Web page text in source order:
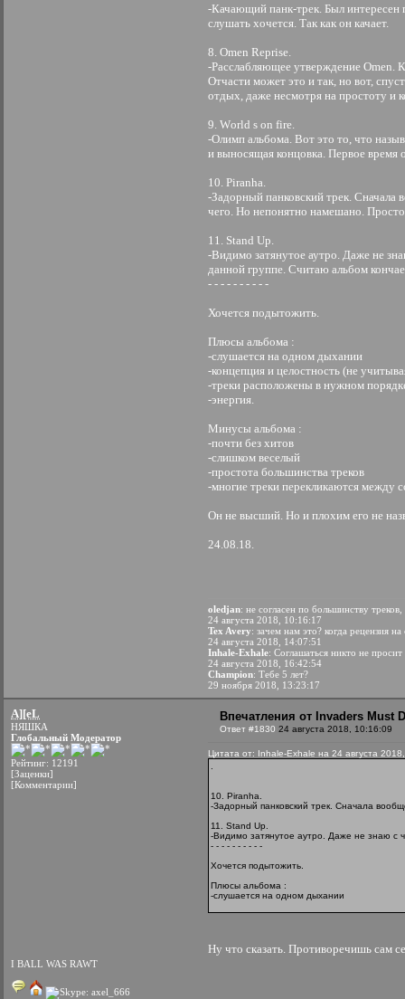
-Качающий панк-трек. Был
слушать хочется. Так как он качает.
8. Оmеn Rерrisе.
-Расслабляющее утверждение Оmеn.
Отчасти может это и так, но вот,
отдых, даже несмотря на простоту и
9. Wоrld s оn firе.
-Олимп альбома. Вот это то, что
и выносящая концовка. Первое время
10. Рirаnhа.
-Задорный панковский трек. Сначала
чего. Но непонятно намешано.
11. Stаnd Uр.
-Видимо затянутое аутро. Даже не
данной группе. Считаю альбом
- - - - - - - - - -
Хочется подытожить.
Плюсы альбома :
-слушается на одном дыхании
-концепция и целостность (не
-треки расположены в нужном
-энергия.
Минусы альбома :
-почти без хитов
-слишком веселый
-простота большинства треков
-многие треки перекликаются между
Он не высший. Но и плохим его не
24.08.18.
oledjan: не согласен по большинству
24 августа 2018, 10:16:17
Tex Avery: зачем нам это? когда рецензия
24 августа 2018, 14:07:51
Inhale-Exhale: Соглашаться никто не просит
24 августа 2018, 16:42:54
Champion: Тебе 5 лет?
29 ноября 2018, 13:23:17
A][eL
НЯШКА
Глобальный Модератор
Рейтинг: 12191
[Заценки]
[Комментарии]
I BALL WAS RAWT
Впечатления от Invaders Must
Ответ #1830 24 августа 2018, 10:16:09
Цитата от: Inhale-Exhale на 24 августа
10. Рirаnhа.
-Задорный панковский трек. Сначала
11. Stаnd Uр.
-Видимо затянутое аутро. Даже не знаю с
- - - - - - - - - -
Хочется подытожить.
Плюсы альбома :
-слушается на одном дыхании
Ну что сказать. Противоречишь сам